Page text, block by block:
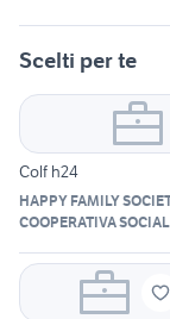
Scelti per te
Colf h24
HAPPY FAMILY
COOPERATIVA